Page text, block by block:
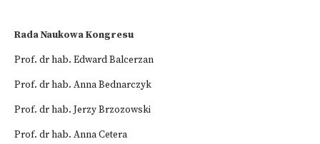
Rada Naukowa Kongresu
Prof. dr hab. Edward Balcerzan
Prof. dr hab. Anna Bednarczyk
Prof. dr hab. Jerzy Brzozowski
Prof. dr hab. Anna Cetera